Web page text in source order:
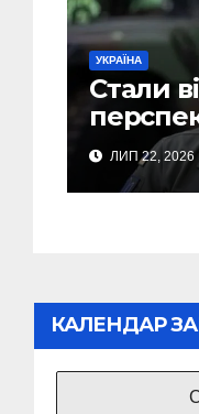
УКРАЇНА
Стали
ЛИП 22, 2026
КАЛЕНДАР